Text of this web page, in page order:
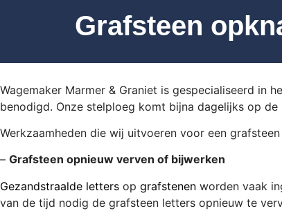
Grafsteen
Wagemaker Marmer & Graniet is gespecialiseerd in
benodigd. Onze stelploeg komt bijna dagelijks op
Werkzaamheden die wij uitvoeren voor een
– Grafsteen opnieuw verven of bijwerken
Gezandstraalde letters op grafstenen worden vaak
van de tijd nodig de grafsteen letters opnieuw te